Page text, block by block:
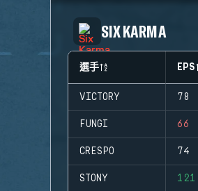
SIX KARMA
選手 EPS
VICTORY 78
FUNGI 66
CRESPO 74
STONY 121